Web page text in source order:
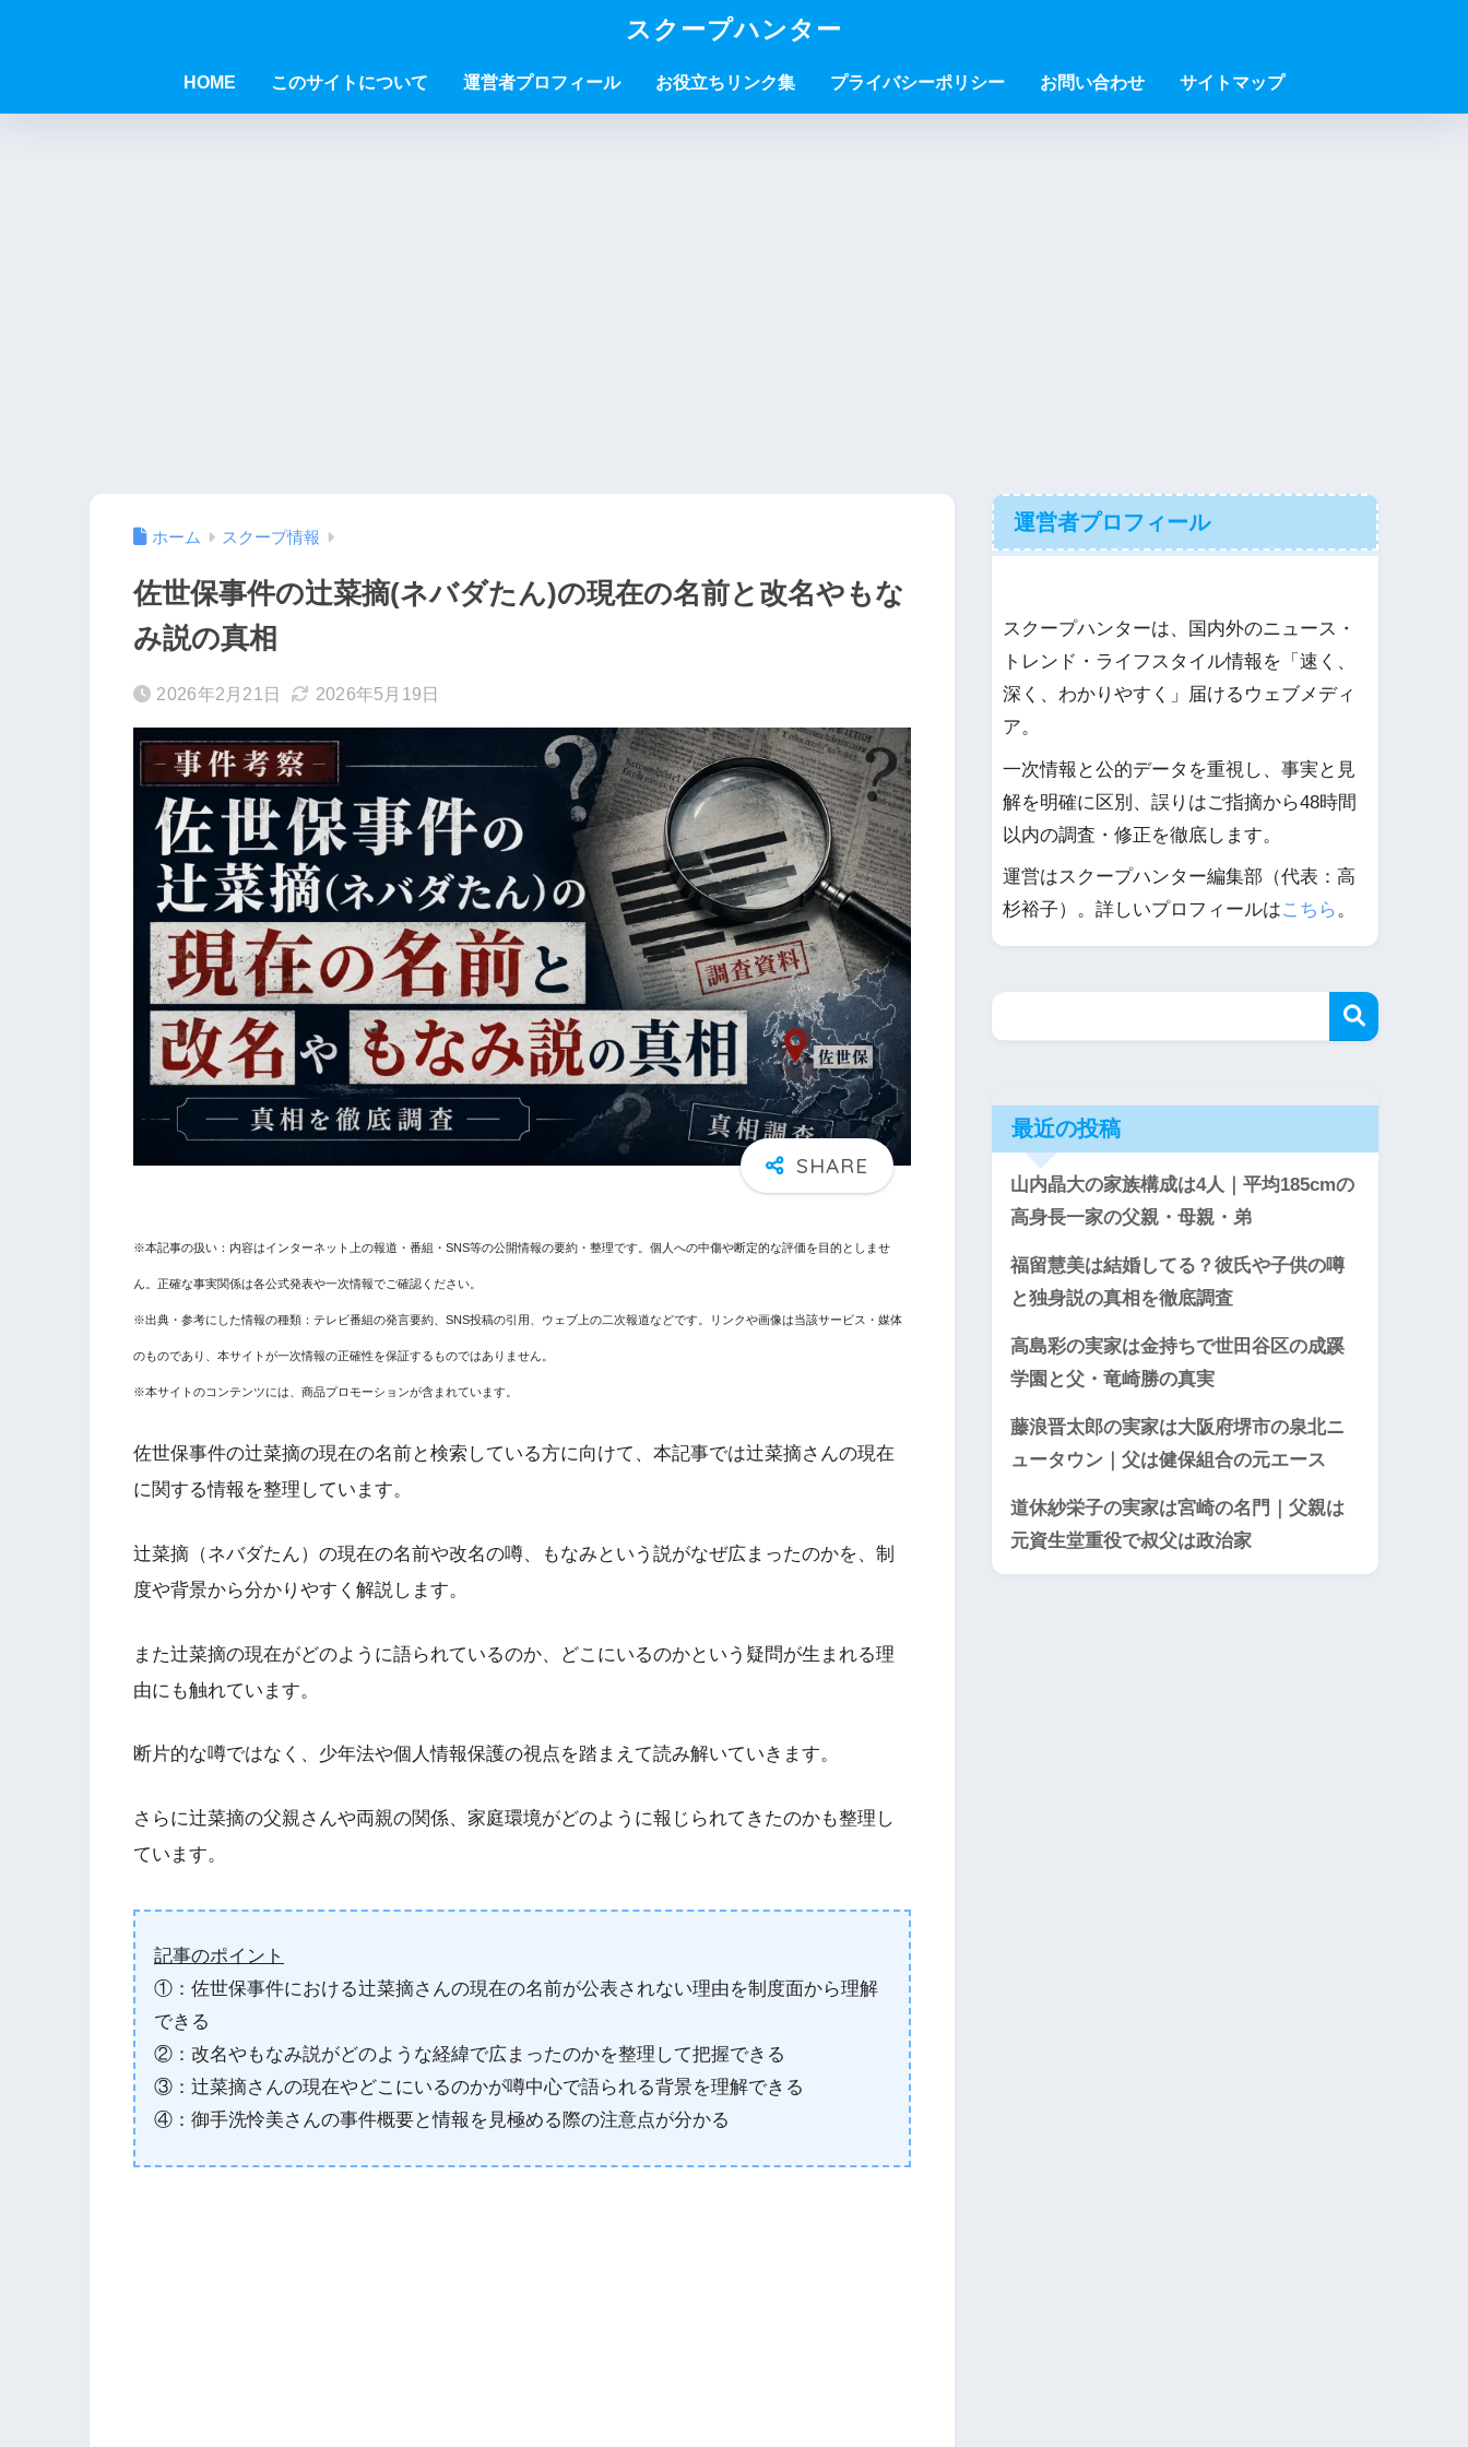
スクープハンター
HOME このサイトについて 運営者プロフィール お役立ちリンク集 プライバシーポリシー お問い合わせ サイトマップ
ホーム スクープ情報
佐世保事件の辻菜摘(ネバダたん)の現在の名前と改名やもな
み説の真相
2026年2月21日 2026年5月19日
※本記事の扱い：内容はインターネット上の報道・番組・SNS等の公開情報の要約・整理です。個人への中傷や断定的な評価を目的としませ
ん。正確な事実関係は各公式発表や一次情報でご確認ください。
※出典・参考にした情報の種類：テレビ番組の発言要約、SNS投稿の引用、ウェブ上の二次報道などです。リンクや画像は当該サービス・媒体
のものであり、本サイトが一次情報の正確性を保証するものではありません。
※本サイトのコンテンツには、商品プロモーションが含まれています。
佐世保事件の辻菜摘の現在の名前と検索している方に向けて、本記事では辻菜摘さんの現在
に関する情報を整理しています。
辻菜摘（ネバダたん）の現在の名前や改名の噂、もなみという説がなぜ広まったのかを、制
度や背景から分かりやすく解説します。
また辻菜摘の現在がどのように語られているのか、どこにいるのかという疑問が生まれる理
由にも触れています。
断片的な噂ではなく、少年法や個人情報保護の視点を踏まえて読み解いていきます。
さらに辻菜摘の父親さんや両親の関係、家庭環境がどのように報じられてきたのかも整理し
ています。
記事のポイント
①：佐世保事件における辻菜摘さんの現在の名前が公表されない理由を制度面から理解
できる
②：改名やもなみ説がどのような経緯で広まったのかを整理して把握できる
③：辻菜摘さんの現在やどこにいるのかが噂中心で語られる背景を理解できる
④：御手洗怜美さんの事件概要と情報を見極める際の注意点が分かる
運営者プロフィール
スクープハンターは、国内外のニュース・
トレンド・ライフスタイル情報を「速く、
深く、わかりやすく」届けるウェブメディ
ア。
一次情報と公的データを重視し、事実と見
解を明確に区別、誤りはご指摘から48時間
以内の調査・修正を徹底します。
運営はスクープハンター編集部（代表：高
杉裕子）。詳しいプロフィールはこちら。
最近の投稿
山内晶大の家族構成は4人｜平均185cmの
高身長一家の父親・母親・弟
福留慧美は結婚してる？彼氏や子供の噂
と独身説の真相を徹底調査
高島彩の実家は金持ちで世田谷区の成蹊
学園と父・竜崎勝の真実
藤浪晋太郎の実家は大阪府堺市の泉北ニ
ュータウン｜父は健保組合の元エース
道休紗栄子の実家は宮崎の名門｜父親は
元資生堂重役で叔父は政治家